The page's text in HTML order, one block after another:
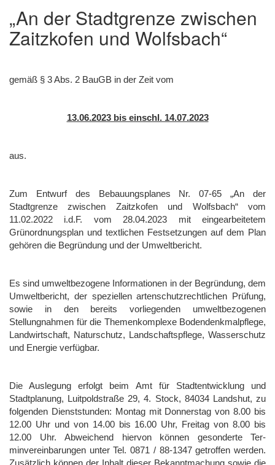
„An der Stadtgrenze zwischen
Zaitzkofen und Wolfsbach“
gemäß § 3 Abs. 2 BauGB in der Zeit vom
13.06.2023 bis einschl. 14.07.2023
aus.
Zum Entwurf des Bebauungsplanes Nr. 07-65 „An der
Stadtgrenze zwischen Zaitzkofen und Wolfsbach“ vom
11.02.2022 i.d.F. vom 28.04.2023 mit eingearbeitetem
Grünordnungsplan und textlichen Festsetzungen auf dem Plan
gehören die Begründung und der Umweltbericht.
Es sind umweltbezogene Informationen in der Begründung, dem
Umweltbericht, der speziellen artenschutzrechtlichen Prüfung,
sowie in den bereits vorliegenden umweltbezogenen
Stellungnahmen für die Themenkomplexe Bodendenkmalpflege,
Landwirtschaft, Naturschutz, Landschaftspflege, Wasserschutz
und Energie verfügbar.
Die Auslegung erfolgt beim Amt für Stadtentwicklung und
Stadtplanung, Luitpoldstraße 29, 4. Stock, 84034 Landshut, zu
folgenden Dienststunden: Montag mit Donnerstag von 8.00 bis
12.00 Uhr und von 14.00 bis 16.00 Uhr, Freitag von 8.00 bis
12.00 Uhr. Abweichend hiervon können gesonderte Ter­
minvereinbarungen unter Tel. 0871 / 88-1347 ge­troffen werden.